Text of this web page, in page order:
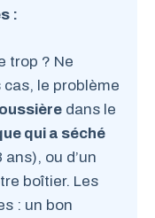
:
trop ? Ne
le problème
dans le
qui a séché
ou d’un
boîtier. Les
: un bon